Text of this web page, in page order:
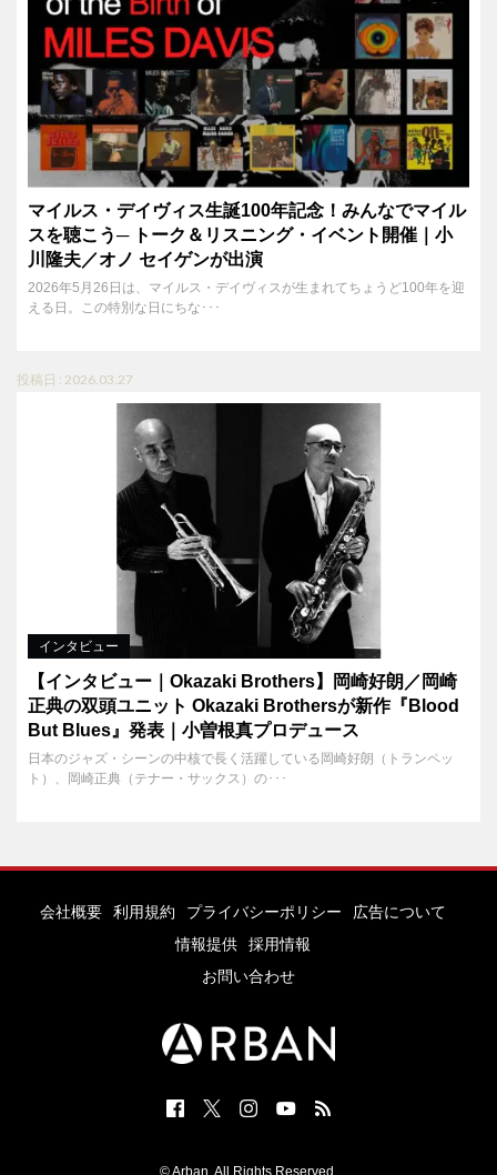
マイルス・デイヴィス生誕100年記念！みんなでマイル
スを聴こう─ トーク＆リスニング・イベント開催｜小
川隆夫／オノ セイゲンが出演
2026年5月26日は、マイルス・デイヴィスが生まれてちょうど100年を迎
える日。この特別な日にちな･･･
投稿日 : 2026.03.27
インタビュー
【インタビュー｜Okazaki Brothers】岡崎好朗／岡崎
正典の双頭ユニット Okazaki Brothersが新作『Blood
But Blues』発表｜小曽根真プロデュース
日本のジャズ・シーンの中核で長く活躍している岡崎好朗（トランペッ
ト）、岡崎正典（テナー・サックス）の･･･
会社概要 利用規約 プライバシーポリシー
広告について
情報提供
採用情報
お問い合わせ
© Arban. All Rights Reserved.